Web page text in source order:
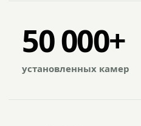
50 000+
установленных камер